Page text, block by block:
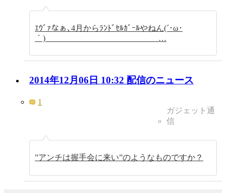
ｴｳﾞｧなぁ､4月からﾗﾝﾄﾞｾﾙｶﾞｰﾙやねん(´･ω･
｀) …
2014年12月06日 10:32 配信のニュース
1
ガジェット通
信
”アンチは握手会に来い”のようなものですか？